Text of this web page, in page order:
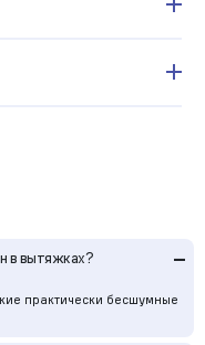
в вытяжках? –
практически бесшумные